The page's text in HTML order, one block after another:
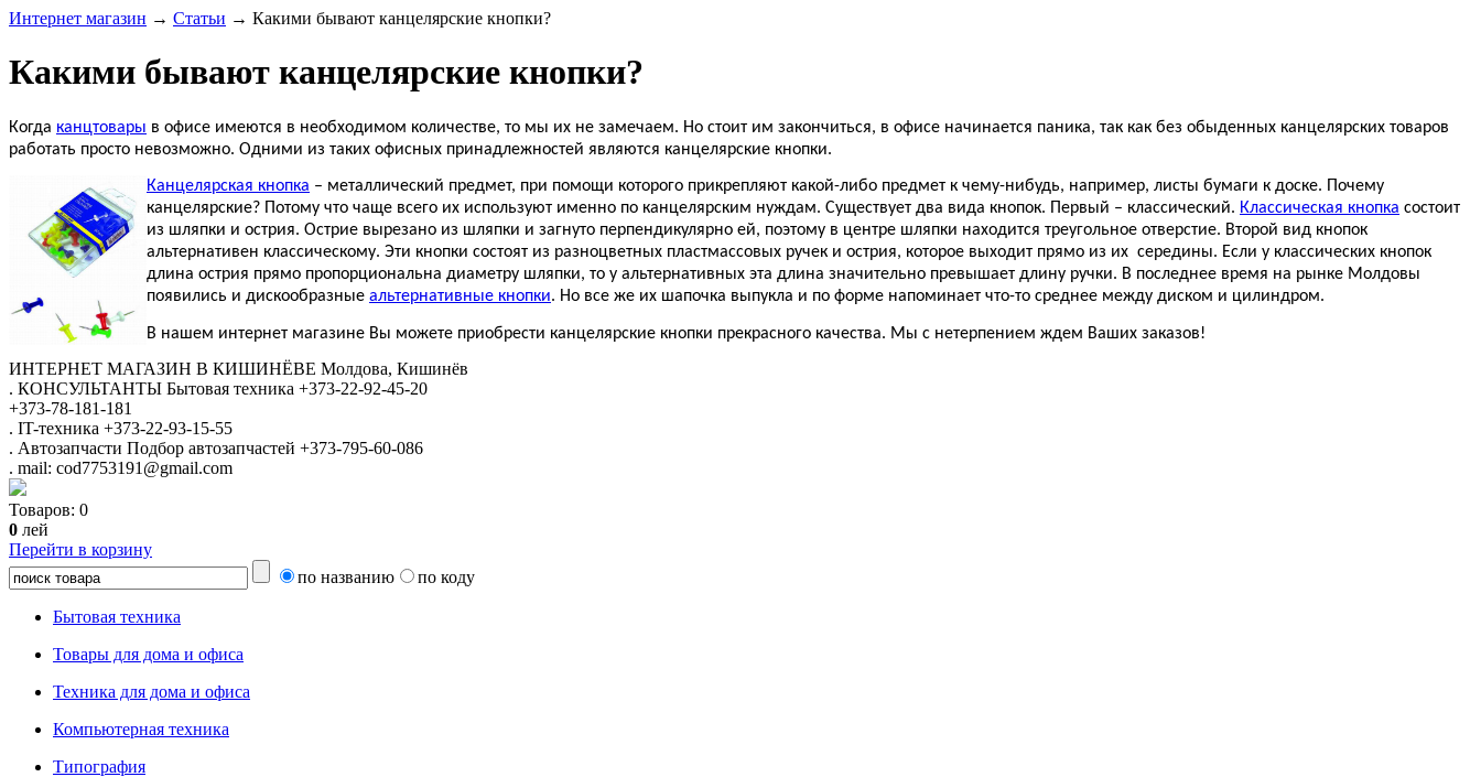
Интернет магазин → Статьи → Какими бывают канцелярские кнопки?
Какими бывают канцелярские кнопки?
Когда канцтовары в офисе имеются в необходимом количестве, то мы их не замечаем. Но стоит им закончиться, в офисе начинается паника, так как без обыденных канцелярских товаров
работать просто невозможно. Одними из таких офисных принадлежностей являются канцелярские кнопки.
Канцелярская кнопка – металлический предмет, при помощи которого прикрепляют какой-либо предмет к чему-нибудь, например, листы бумаги к доске. Почему
канцелярские? Потому что чаще всего их используют именно по канцелярским нуждам. Существует два вида кнопок. Первый – классический. Классическая кнопка состоит
из шляпки и острия. Острие вырезано из шляпки и загнуто перпендикулярно ей, поэтому в центре шляпки находится треугольное отверстие. Второй вид кнопок
альтернативен классическому. Эти кнопки состоят из разноцветных пластмассовых ручек и острия, которое выходит прямо из их середины. Если у классических кнопок
длина острия прямо пропорциональна диаметру шляпки, то у альтернативных эта длина значительно превышает длину ручки. В последнее время на рынке Молдовы
появились и дискообразные альтернативные кнопки. Но все же их шапочка выпукла и по форме напоминает что-то среднее между диском и цилиндром.
В нашем интернет магазине Вы можете приобрести канцелярские кнопки прекрасного качества. Мы с нетерпением ждем Ваших заказов!
ИНТЕРНЕТ МАГАЗИН В КИШИНЁВЕ Молдова, Кишинёв
. КОНСУЛЬТАНТЫ Бытовая техника +373-22-92-45-20
+373-78-181-181
. IT-техника +373-22-93-15-55
. Автозапчасти Подбор автозапчастей +373-795-60-086
. mail: cod7753191@gmail.com
Товаров: 0
0 лей
Перейти в корзину
по названию
по коду
Бытовая техника
Товары для дома и офиса
Техника для дома и офиса
Компьютерная техника
Типография